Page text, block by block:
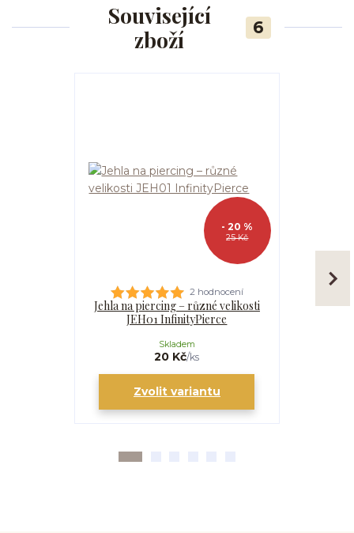
Související
zboží
6
25 Kč
- 20 %
2 hodnocení
Jehla na piercing – různé velikosti
JEH01 InfinityPierce
20 Kč/ks
Skladem
Zvolit variantu